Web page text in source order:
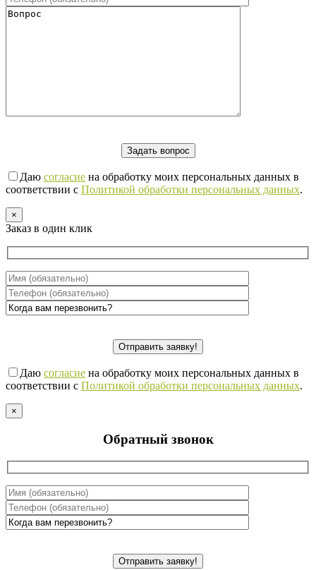
Даю согласие на обработку моих персональных данных в
соответствии с Политикой обработки персональных данных.
×
Заказ в один клик
Даю согласие на обработку моих персональных данных в
соответствии с Политикой обработки персональных данных.
×
Обратный звонок